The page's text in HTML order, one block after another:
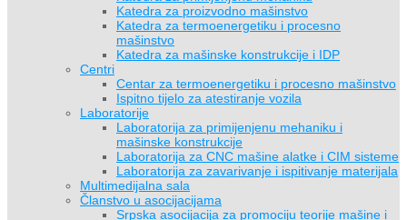
Katedra za proizvodno mašinstvo
Katedra za termoenergetiku i procesno
mašinstvo
Katedra za mašinske konstrukcije i IDP
Centri
Centar za termoenergetiku i procesno mašinstvo
Ispitno tijelo za atestiranje vozila
Laboratorije
Laboratorija za primijenjenu mehaniku i
mašinske konstrukcije
Laboratorija za CNC mašine alatke i CIM sisteme
Laboratorija za zavarivanje i ispitivanje materijala
Multimedijalna sala
Članstvo u asocijacijama
Srpska asocijacija za promociju teorije mašine i